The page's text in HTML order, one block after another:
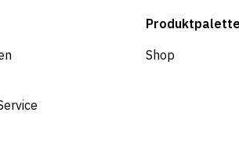
Produktpalette
Shop